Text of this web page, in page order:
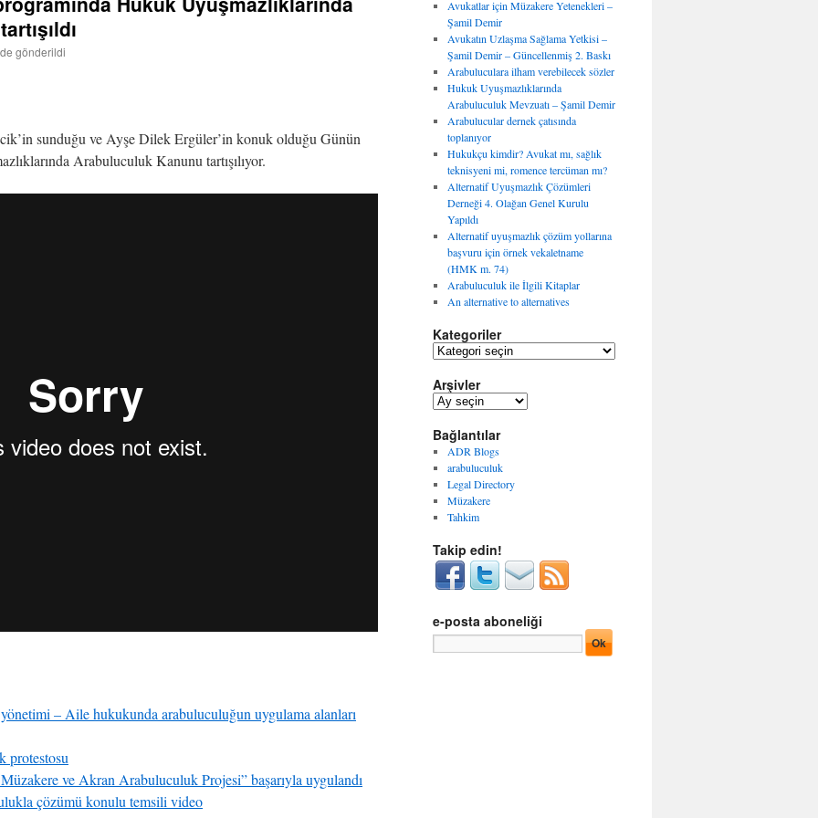
gönderildi
sunduğu ve Ayşe Dilek Ergüler’in konuk olduğu Günün
Arabuluculuk Kanunu tartışılıyor.
– Aile hukukunda arabuluculuğun uygulama alanları
protestosu
ve Akran Arabuluculuk Projesi” başarıyla uygulandı
çözümü konulu temsili video
Avukatlar için Müzakere Yetenekleri –
Şamil Demir
Avukatın Uzlaşma Sağlama Yetkisi –
Şamil Demir – Güncellenmiş 2. Baskı
Arabuluculara ilham verebilecek sözler
Hukuk Uyuşmazlıklarında
Arabuluculuk Mevzuatı – Şamil Demir
Arabulucular dernek çatısında
toplanıyor
Hukukçu kimdir? Avukat mı, sağlık
teknisyeni mi, romence tercüman mı?
Alternatif Uyuşmazlık Çözümleri
Derneği 4. Olağan Genel Kurulu
Yapıldı
Alternatif uyuşmazlık çözüm yollarına
başvuru için örnek vekaletname
(HMK m. 74)
Arabuluculuk ile İlgili Kitaplar
An alternative to alternatives
Kategoriler
K
t
o
r
i
l
e
r
Arşivler
A
ş
i
v
l
e
r
Bağlantılar
ADR Blogs
arabuluculuk
Legal Directory
Müzakere
Tahkim
Takip edin!
e-posta aboneliği